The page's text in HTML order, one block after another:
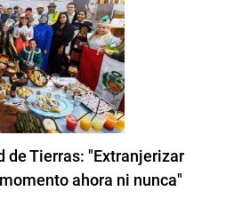
de Tierras: "Extranjerizar
ahora ni nunca"